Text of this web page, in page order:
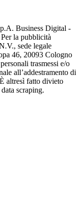
Business Digital -
la pubblicità
sede legale
46, 20093 Cologno
trasmessi e/o
all’addestramento di
altresì fatto divieto
scraping.